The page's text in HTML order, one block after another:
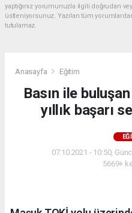
yaptığınız yorumunuzla ilgili doğrudan
üstleniyorsunuz. Yazılan tüm
tutulamaz.
Anasayfa Eğitim
Basın ile
yıllık başarı
07.10.2021 - 10:50,
5669+